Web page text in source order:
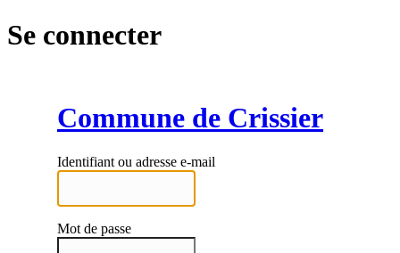
Se connecter
Commune de Crissier
Identifiant ou adresse e-mail
Mot de passe